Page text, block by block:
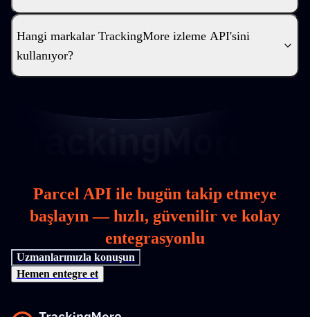
Hangi markalar TrackingMore izleme API'sini
kullanıyor?
Parcel API ile bugün takip etmeye
başlayın — hızlı, güvenilir ve kolay
entegrasyonlu
Uzmanlarımızla konuşun
Hemen entegre et